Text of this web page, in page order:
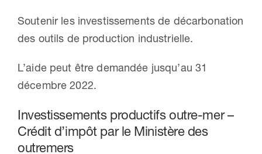
Soutenir les investissements de décarbonation
des outils de production industrielle.
L’aide peut être demandée jusqu’au 31
décembre 2022.
Investissements productifs outre-mer –
Crédit d’impôt par le Ministère des
outremers